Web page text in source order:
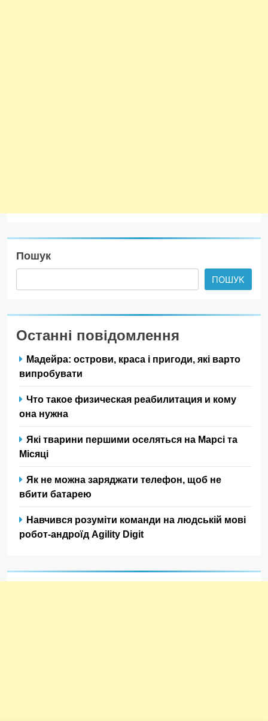
Пошук
ПОШУК
Останні повідомлення
Мадейра: острови, краса і пригоди, які варто
випробувати
Что такое физическая реабилитация и кому
она нужна
Які тварини першими оселяться на Марсі та
Місяці
Як не можна заряджати телефон, щоб не
вбити батарею
Навчився розуміти команди на людській мові
робот-андроїд Agility Digit